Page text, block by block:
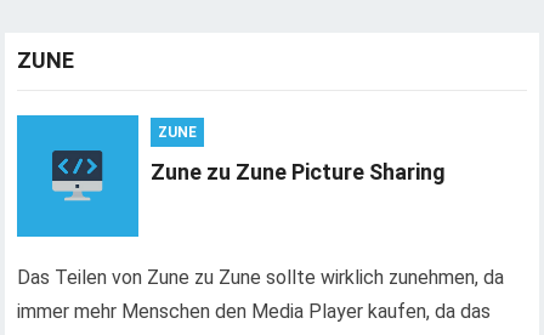
ZUNE
ZUNE
Zune zu Zune Picture Sharing
Das Teilen von Zune zu Zune sollte wirklich zunehmen, da
immer mehr Menschen den Media Player kaufen, da das